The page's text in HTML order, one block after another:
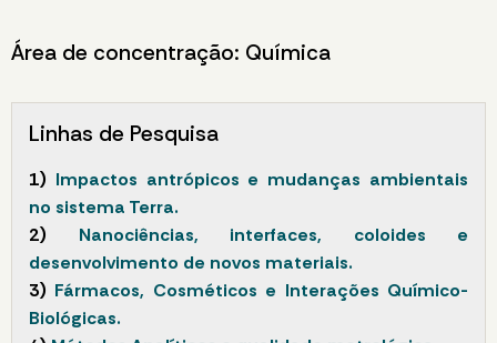
Área de concentração: Química
Linhas de Pesquisa
1) Impactos antrópicos e mudanças ambientais
no sistema Terra.
2) Nanociências, interfaces, coloides e
desenvolvimento de novos materiais.
3) Fármacos, Cosméticos e Interações Químico-
Biológicas.